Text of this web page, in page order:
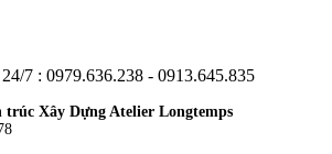
7 : 0979.636.238 - 0913.645.835
trúc Xây Dựng Atelier Longtemps